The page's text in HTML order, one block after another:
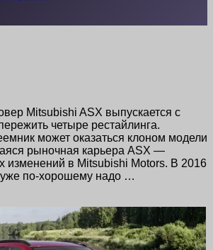
Mitsubishi ASX выпускается с
четыре рестайлинга.
может оказаться клоном модели
рыночная карьера ASX —
изменений в Mitsubishi Motors. В 2016
уже по-хорошему надо …